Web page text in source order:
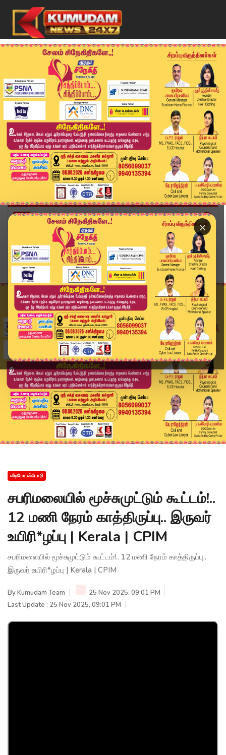
×
Home
வீடியோ ஸ்டோரி
சபரிமலையில் மூச்சுமுட்டும் கூட்டம்!.. 12 மணி நே...
வீடியோ ஸ்டோரி
சபரிமலையில் மூச்சுமுட்டும் கூட்டம்!..
12 மணி நேரம் காத்திருப்பு.. இருவர்
உயிரி*ழப்பு | Kerala | CPIM
சபரிமலையில் மூச்சுமுட்டும் கூட்டம்!.. 12 மணி நேரம் காத்திருப்பு..
இருவர் உயிரி*ழப்பு | Kerala | CPIM
ByKumudam Team
25 Nov 2025, 09:01 PM
Last Update : 25 Nov 2025, 09:01 PM